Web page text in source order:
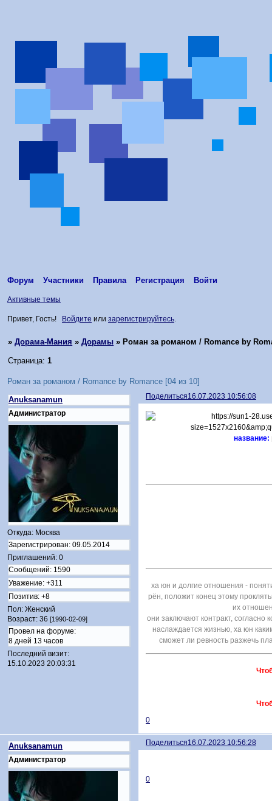
Форум Участники Правила Регистрация Войти
Активные темы
Привет, Гость! Войдите или зарегистрируйтесь.
»Дорама-Мания »Дорамы » Роман за романом / Romance by
Роман за романом / Romance by Romance [04 из 10]
Страница:1
Поделиться16.07.2023 10:56:08
Anuksanamun
Администратор
Откуда: Москва
Зарегистрирован: 09.05.2014
Приглашений: 0
Сообщений: 1590
Уважение: +311
Позитив: +8
Пол: Женский
Возраст: 36 [1990-02-09]
Провел на форуме:
8 дней 13 часов
Последний визит:
15.10.2023 20:03:31
название:
ха юн и долгие отношения -
рён, положит конец этому
их
они заключают контракт, согласно
наслаждается жизнью, ха юн
сможет ли ревность разжечь
0
Поделиться16.07.2023 10:56:28
Anuksanamun
Администратор
0